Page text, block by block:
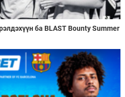
ба BLAST Bounty Summer